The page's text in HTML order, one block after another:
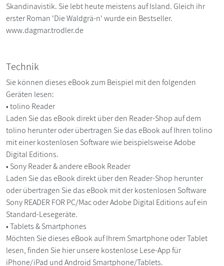
Skandinavistik. Sie lebt heute meistens auf Island. Gleich ihr
erster Roman 'Die Waldgrä-n' wurde ein Bestseller.
www.dagmar.trodler.de
Technik
Sie können dieses eBook zum Beispiel mit den folgenden
Geräten lesen:
• tolino Reader
Laden Sie das eBook direkt über den Reader-Shop auf dem
tolino herunter oder übertragen Sie das eBook auf Ihren tolino
mit einer kostenlosen Software wie beispielsweise Adobe
Digital Editions.
• Sony Reader & andere eBook Reader
Laden Sie das eBook direkt über den Reader-Shop herunter
oder übertragen Sie das eBook mit der kostenlosen Software
Sony READER FOR PC/Mac oder Adobe Digital Editions auf ein
Standard-Lesegeräte.
• Tablets & Smartphones
Möchten Sie dieses eBook auf Ihrem Smartphone oder Tablet
lesen, finden Sie hier unsere kostenlose Lese-App für
iPhone/iPad und Android Smartphone/Tablets.